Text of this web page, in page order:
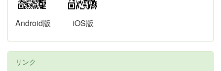
Android版 iOS版
リンク